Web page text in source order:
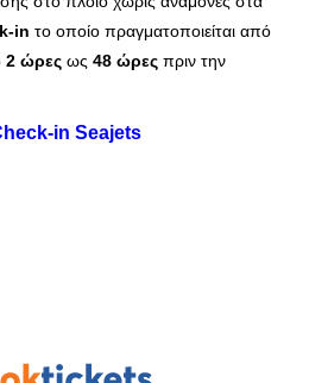
in το οποίο πραγματοποιείται από
2 ώρες ως 48 ώρες πριν την
in Seajets